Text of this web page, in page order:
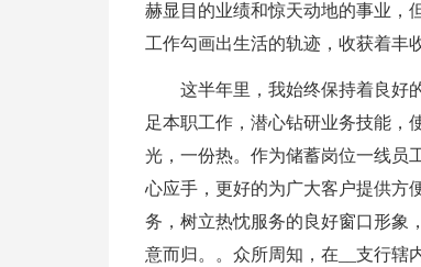
赫显目的业绩和惊天动地的事业，
工作勾画出生活的轨迹，收获着丰
这半年里，我始终保持着良好
足本职工作，潜心钻研业务技能，
光，一份热。作为储蓄岗位一线员
心应手，更好的为广大客户提供方
务，树立热忱服务的良好窗口形象
意而归。。众所周知，在__支行辖